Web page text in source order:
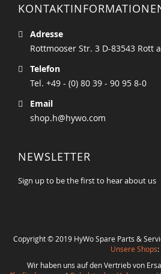
Adresse
Rottmooser Str. 3 D-83543 Rott
Telefon
Tel. +49 - (0) 80 39 - 90 95 8-0
Email
shop.h@hywo.com
NEWSLETTER
Sign up to be the first to hear about us
Copyright © 2019 HyWo Spare Parts &
Unsere Shops:
Wir haben uns auf den Vertrieb von